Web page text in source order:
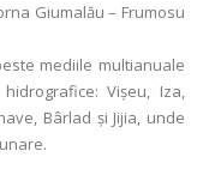
Giumalău – Frumosu
mediile multianuale
Vișeu, Iza,
Bârlad și Jijia, unde